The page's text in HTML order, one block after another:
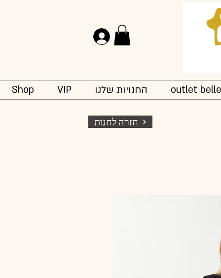
outlet החנויות שלנו VIP
Shop
חזרה לחנות